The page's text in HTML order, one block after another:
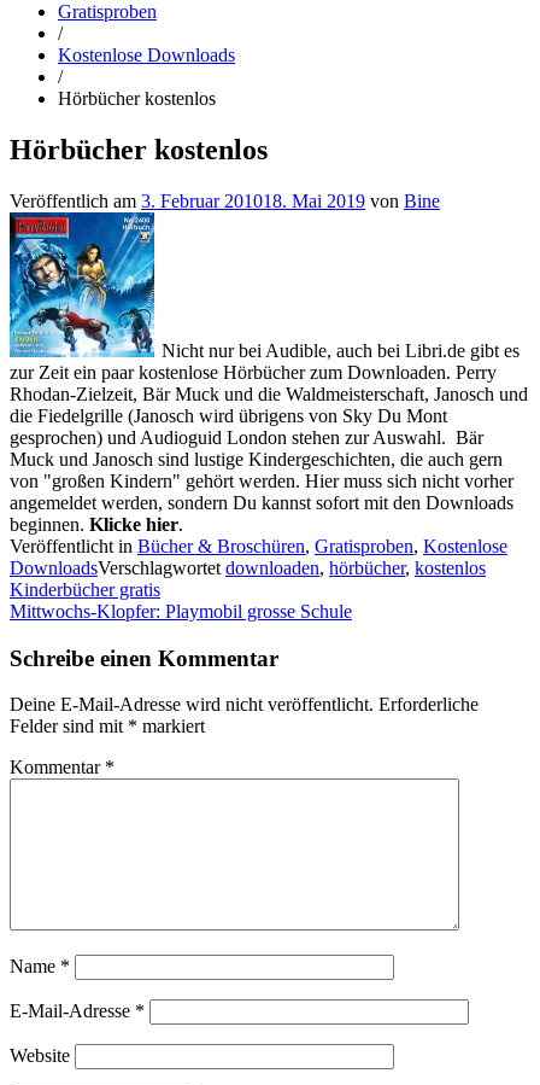
Gratisproben
/
Kostenlose Downloads
/
Hörbücher kostenlos
Hörbücher kostenlos
Veröffentlich am 3. Februar 201018. Mai 2019 von Bine
Nicht nur bei Audible, auch bei Libri.de gibt es
zur Zeit ein paar kostenlose Hörbücher zum Downloaden. Perry
Rhodan-Zielzeit, Bär Muck und die Waldmeisterschaft, Janosch und
die Fiedelgrille (Janosch wird übrigens von Sky Du Mont
gesprochen) und Audioguid London stehen zur Auswahl. Bär
Muck und Janosch sind lustige Kindergeschichten, die auch gern
von "großen Kindern" gehört werden. Hier muss sich nicht vorher
angemeldet werden, sondern Du kannst sofort mit den Downloads
beginnen. Klicke hier.
Veröffentlicht in Bücher & Broschüren, Gratisproben, Kostenlose
DownloadsVerschlagwortet downloaden, hörbücher, kostenlos
Beitragsnavigation
Kinderbücher gratis
Mittwochs-Klopfer: Playmobil grosse Schule
Schreibe einen Kommentar
Deine E-Mail-Adresse wird nicht veröffentlicht. Erforderliche
Felder sind mit * markiert
Kommentar *
Name *
E-Mail-Adresse *
Website